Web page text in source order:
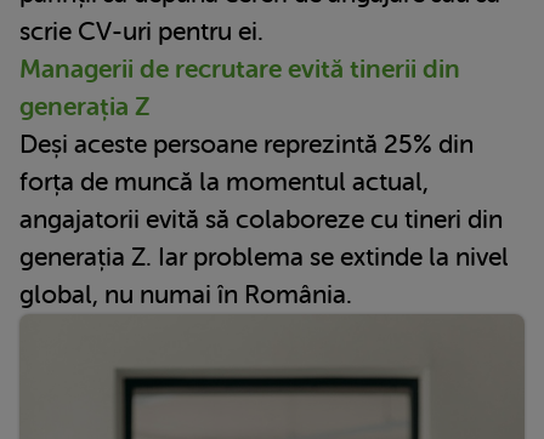
scrie CV-uri pentru ei.
Managerii de recrutare evită tinerii din
generația Z
Deși aceste persoane reprezintă 25% din
forța de muncă la momentul actual,
angajatorii evită să colaboreze cu tineri din
generația Z. Iar problema se extinde la nivel
global, nu numai în România.